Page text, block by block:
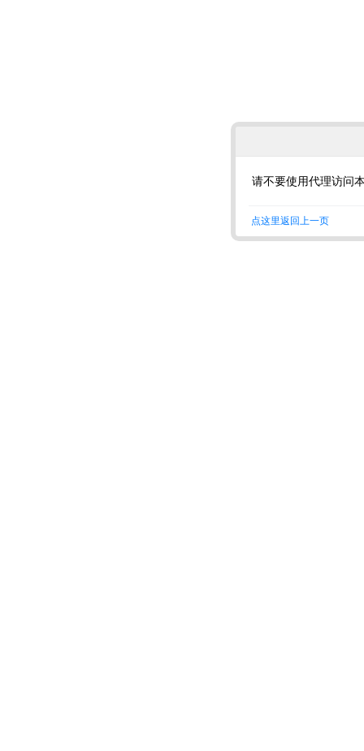
请不要使用代理访问
点这里返回上一页